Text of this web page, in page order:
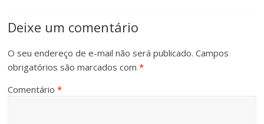
Deixe um comentário
O seu endereço de e-mail não será publicado. Campos
obrigatórios são marcados com*
Comentário*